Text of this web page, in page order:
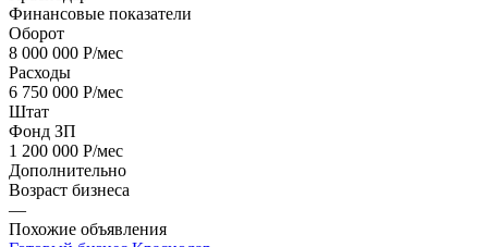
Финансовые показатели
Оборот
8 000 000 Р/мес
Расходы
6 750 000 Р/мес
Штат
Фонд ЗП
1 200 000 Р/мес
Дополнительно
Возраст бизнеса
—
Похожие объявления